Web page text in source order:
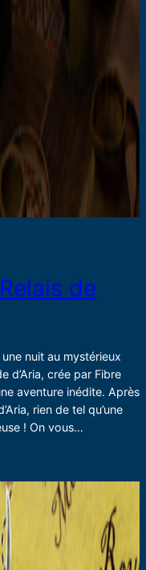
de
nuit au mystérieux
d’Aria, crée par Fibre
aventure inédite. Après
rien de tel qu’une
! On vous…